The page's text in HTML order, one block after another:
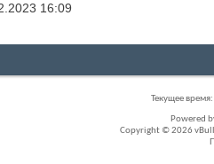
16:09
Текущее время:
Powered
Copyright © 2026